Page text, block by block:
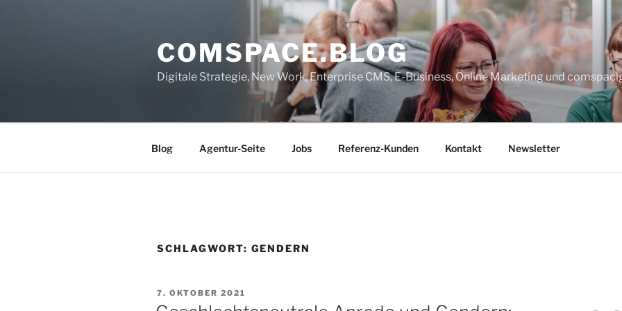
COMSPACE.BLOG
Digitale Strategie, New Work, Enterprise CMS, E-Business, Online Marketing und
Blog Agentur-Seite Jobs Referenz-Kunden Kontakt Newsletter
SCHLAGWORT: GENDERN
VERÖFFENTLICHT
AM
7. OKTOBER 2021